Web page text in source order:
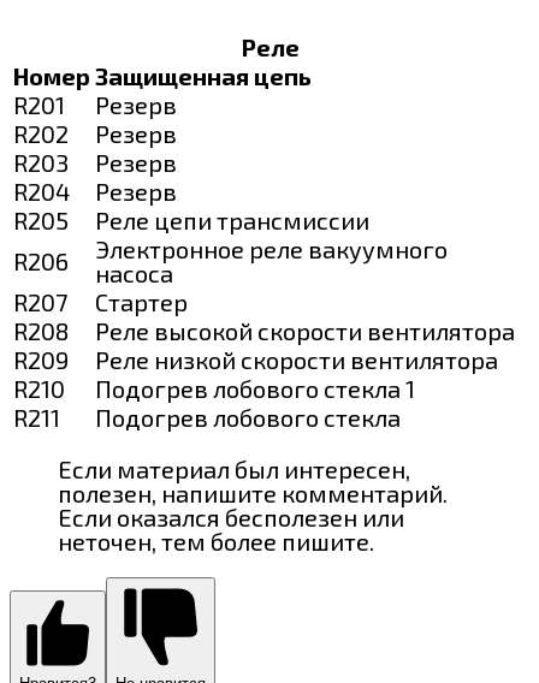
Реле
Номер Защищенная цепь
R201
Резерв
R202
Резерв
R203
Резерв
R204
Резерв
R205
Реле цепи трансмиссии
R206
Электронное реле вакуумного
насоса
R207
Стартер
R208
Реле высокой скорости вентилятора
R209
Реле низкой скорости вентилятора
R210
Подогрев лобового стекла 1
R211
Подогрев лобового стекла
Если материал был интересен,
полезен, напишите комментарий.
Если оказался бесполезен или
неточен, тем более пишите.